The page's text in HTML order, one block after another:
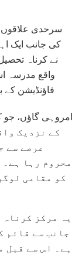
سرحدی علاقوں
کی جانب ایک
واقع مدرسہ
فاؤنڈیشن کے
عرصے سے
محروم رہا
کو مقامی
یہ مرکز
جانب سے قائم
ہے۔ اس سے قبل